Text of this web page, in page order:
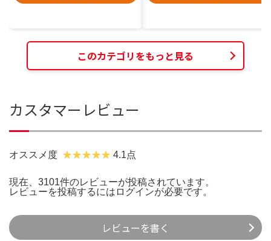
このカテゴリをもっと見る
カスタマーレビュー
オススメ度 4.1点
現在、3101件のレビューが投稿されています。
レビューを投稿するには ログインが必要です。
レビューを書く